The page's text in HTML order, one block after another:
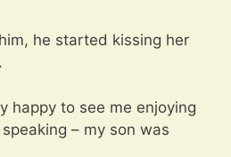
he started kissing her
happy to see me enjoying
– my son was